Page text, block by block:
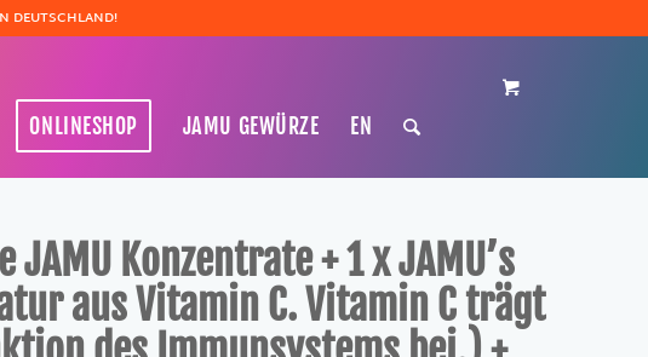
DEUTSCHLAND!
ONLINESHOP JAMU GEWÜRZE EN
Konzentrate + 1 x JAMU’s
aus Vitamin C. Vitamin C trägt